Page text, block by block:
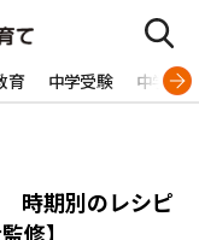
育 中学受験 中学生
時期別のレシピ
修】